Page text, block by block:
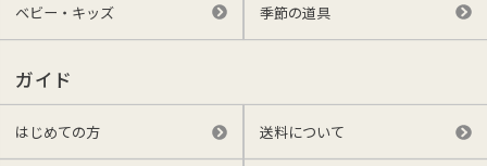
ベビー・キッズ 季節の道具
ガイド
はじめての方 送料について